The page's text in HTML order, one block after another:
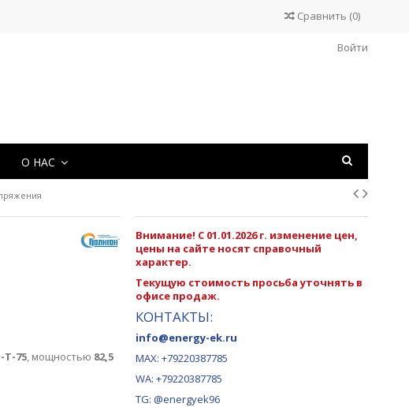
Сравнить (0)
Войти
О НАС
Т-75, мощностью 82,5
Внимание! С 01.01.2026 г. изменение цен,
цены на сайте носят справочный
характер.
Текущую стоимость просьба уточнять в
офисе продаж.
КОНТАКТЫ:
info@energy-ek.ru
MAX: +79220387785
WA: +79220387785
TG: @energyek96